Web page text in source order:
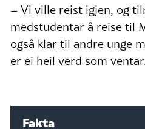
– Vi ville reist igjen, og
medstudentar å reise til
også klar til andre unge
er ei heil verd som
Fakta